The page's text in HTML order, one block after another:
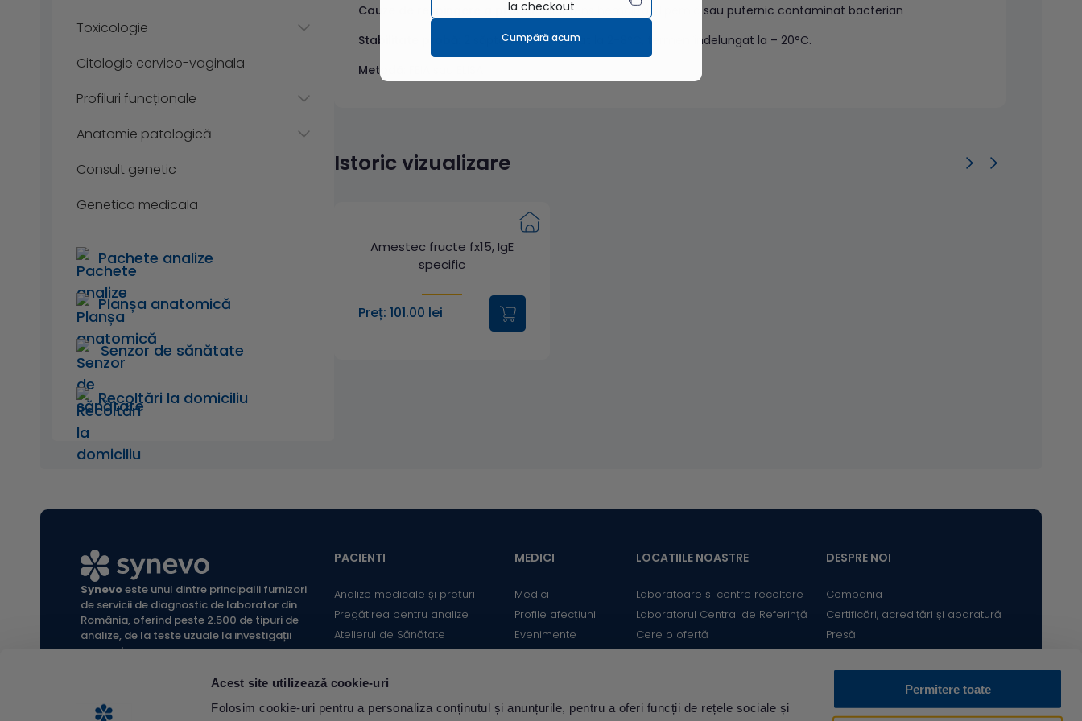
Acest site utilizează cookie-uri
Folosim cookie-uri pentru a personaliza conținutul și anunțurile, pentru a oferi funcții de rețele sociale și
Permitere toate
Toxicologie
Citologie cervico-vaginala
Profiluri funcționale
Anatomie patologică
Consult genetic
Genetica medicala
Pachete analize
Planșa anatomică
Senzor de sănătate
Recoltări la domiciliu
Cauze de respingere a probei: ser intens hemolizat, lipemic sau puternic contaminat bacterian
Stabilitate probă
: 2 săptămâni refrigerat la 2-8°C, termen îndelungat la – 20°C.
Metodă
Istoric vizualizare
Amestec fructe fx15, IgE
specific
Preț: 101.00 lei
Synevoeste unul dintre principalii furnizori
de servicii de diagnostic de laborator din
România, oferind peste 2.500 de tipuri de
analize, de la teste uzuale la investigații
avansate.
Termeni și condiții website |
PACIENTI
Analize medicale și prețuri
Pregătirea pentru analize
Atelierul de Sănătate
Informații utile
Locații
MEDICI
Medici
Profile afecțiuni
Evenimente
Informații medicale
LOCATIILE NOASTRE
Laboratoare și centre recoltare
Laboratorul Central de Referință
Cere o ofertă
Contact
DESPRE NOI
Compania
Certificări, acreditări și aparatură
Presă
Satisfacția Clientului
Cariere
Descarcă din Acum pe
la checkout
Cumpără acum
Bine ai revenit! Sunt